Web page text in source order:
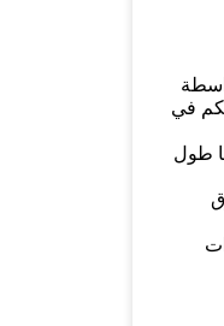
بواسطة
في
طول